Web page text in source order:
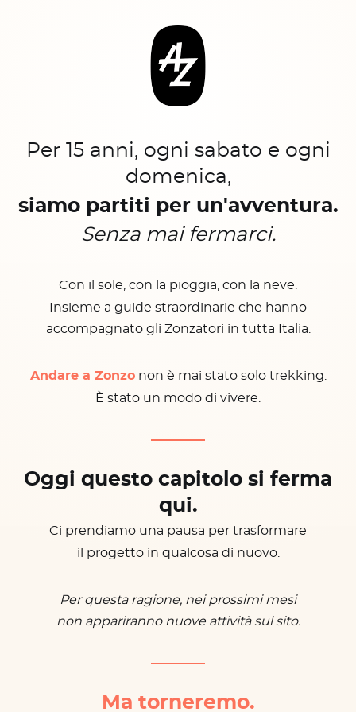
Per 15 anni, ogni sabato e ogni
domenica,
siamo partiti per un'avventura.
Senza mai fermarci.
Con il sole, con la pioggia, con la neve.
Insieme a guide straordinarie che hanno
accompagnato gli Zonzatori in tutta Italia.
Andare a Zonzonon è mai stato solo trekking.
È stato un modo di vivere.
Oggi questo capitolo si ferma
qui.
Ci prendiamo una pausa per trasformare
il progetto in qualcosa di nuovo.
Per questa ragione, nei prossimi mesi
non appariranno nuove attività sul sito.
Ma torneremo.